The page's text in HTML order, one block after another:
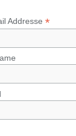
Addresse *